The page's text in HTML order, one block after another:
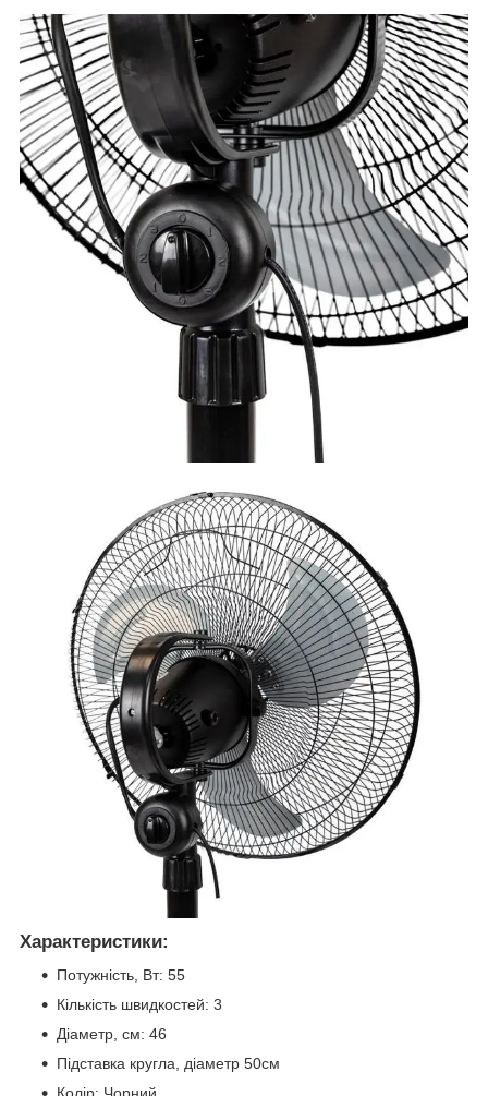
Характеристики:
Потужність, Вт: 55
Кількість швидкостей: 3
Діаметр, см: 46
Підставка кругла, діаметр 50см